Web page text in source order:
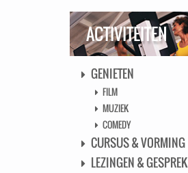
ACTIVITEITEN
GENIETEN
FILM
MUZIEK
COMEDY
CURSUS & VORMING
LEZINGEN & GESPREK